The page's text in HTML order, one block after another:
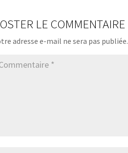
LE COMMENTAIRE
adresse e-mail ne sera pas publiée.